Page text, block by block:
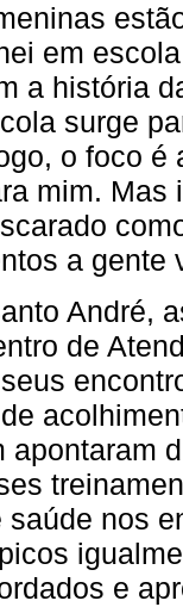
em
a história
surge
o foco é
mim. Mas
a gente
André,
de
apontaram
nos
e